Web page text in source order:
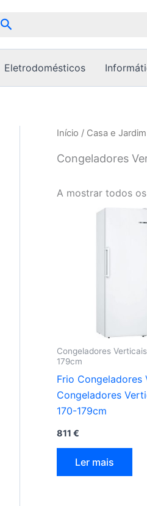
Pesquisar
Eletrodomésticos
Início / Casa e Jardim
Congeladores
A mostrar todos
Congeladores
179cm
Frio Congeladores
Congeladores
170-179cm
811 €
Ler mais